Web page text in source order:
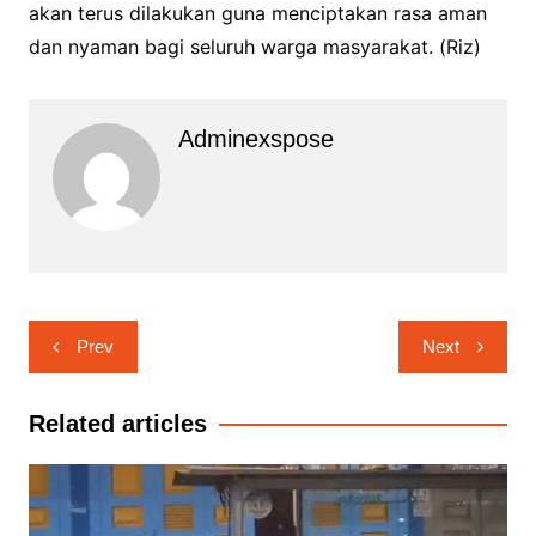
akan terus dilakukan guna menciptakan rasa aman
dan nyaman bagi seluruh warga masyarakat. (Riz)
Adminexspose
Navigasi
pos
Prev Next
Related articles